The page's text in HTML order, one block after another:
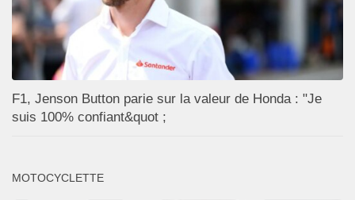
F1, Jenson Button parie sur la valeur de Honda : "Je
suis 100% confiant&quot ;
MOTOCYCLETTE